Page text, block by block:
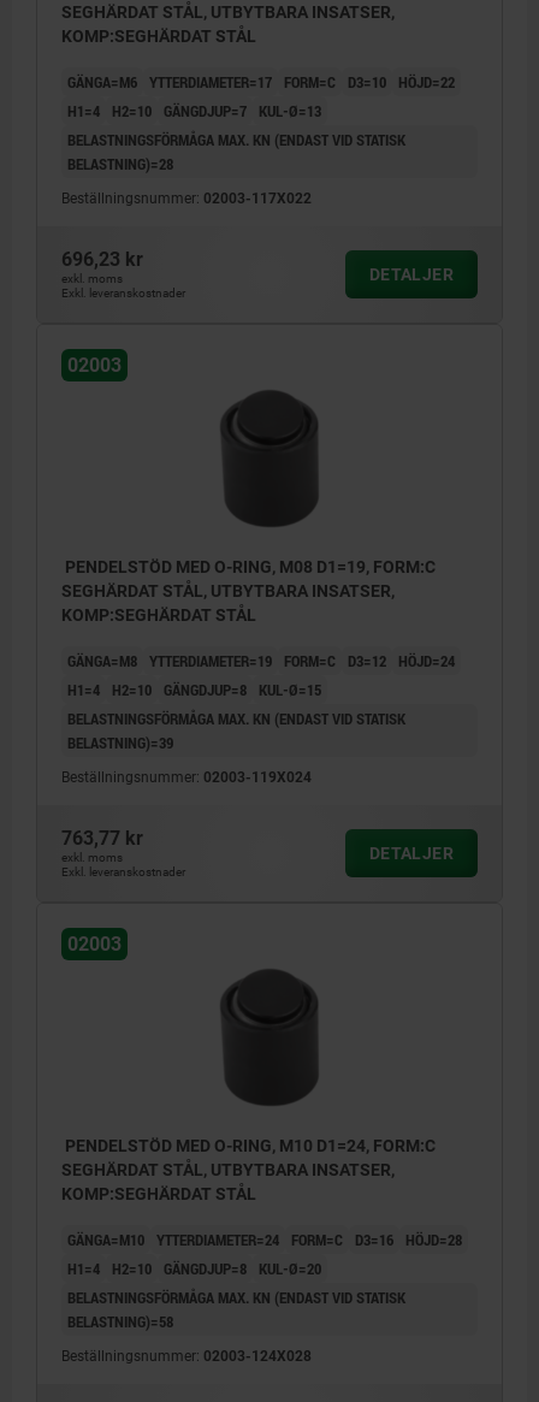
Form C: avplanad, plan stålinsats
Form E: avplanad, plan insats av rostfritt
stål
Form F: avplanad gripare med räffling
Form K: avplanad, plan POM-insats
diamantyta
Form P: insats av rostfritt stål med
polyuretanyta
SEGHÄRDAT STÅL, UTBYTBARA INSATSER,
KOMP:SEGHÄRDAT STÅL
GÄNGA=M6 YTTERDIAMETER=17 FORM=C D3=10
HÖJD=22
H1=4
H2=10 GÄNGDJUP=7
KUL-Ø=13
BELASTNINGSFÖRMÅGA MAX. KN (ENDAST VID STATISK
BELASTNING)=28
Beställningsnummer: 02003-117X022
696,23 kr
exkl. moms
Exkl. leveranskostnader
DETALJER
02003
PENDELSTÖD MED O-RING, M08 D1=19, FORM:C
SEGHÄRDAT STÅL, UTBYTBARA INSATSER,
KOMP:SEGHÄRDAT STÅL
GÄNGA=M8 YTTERDIAMETER=19 FORM=C D3=12
HÖJD=24
H1=4
H2=10 GÄNGDJUP=8
KUL-Ø=15
BELASTNINGSFÖRMÅGA MAX. KN (ENDAST VID STATISK
BELASTNING)=39
Beställningsnummer: 02003-119X024
763,77 kr
exkl. moms
Exkl. leveranskostnader
DETALJER
02003
PENDELSTÖD MED O-RING, M10 D1=24, FORM:C
SEGHÄRDAT STÅL, UTBYTBARA INSATSER,
KOMP:SEGHÄRDAT STÅL
GÄNGA=M10 YTTERDIAMETER=24 FORM=C D3=16
HÖJD=28
H1=4
H2=10 GÄNGDJUP=8
KUL-Ø=20
BELASTNINGSFÖRMÅGA MAX. KN (ENDAST VID STATISK
BELASTNING)=58
Beställningsnummer: 02003-124X028